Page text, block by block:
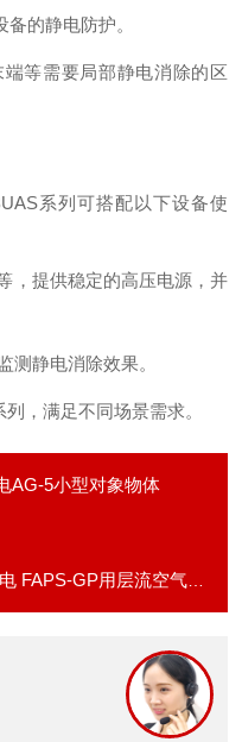
备的静电防护。
端等需要局部静电消除的区
系列可搭配以下设备使
，提供稳定的高压电源，并
测静电消除效果。
，满足不同场景需求。
AG-5小型对象物体
GP用层流空气强力